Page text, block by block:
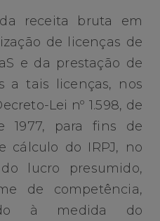
receita bruta em
de licenças de
e da prestação de
a tais licenças, nos
Lei nº 1.598, de
1977, para fins de
cálculo do IRPJ, no
lucro presumido,
de competência,
à medida do